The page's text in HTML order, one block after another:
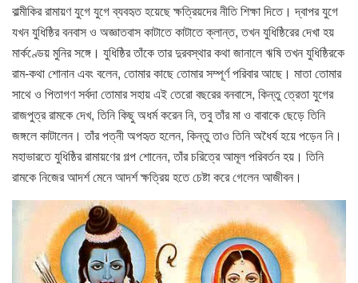
বাল্মীকির রামায়ণ যুগে যুগে ব্যবহৃত হয়েছে ক্ষত্রিয়দের নীতি শিক্ষা দিতে। দ্বাপর যুগে
যখন যুধিষ্ঠির বনবাস ও অজ্ঞাতবাস কাটাতে কাটাতে ক্লান্ত, তখন যুধিষ্ঠিরের দেখা হয়
মার্কণ্ডেয় মুনির সঙ্গে। যুধিষ্ঠির তাঁকে তার দুরবস্থার কথা জানালে ঋষি তখন যুধিষ্ঠিরকে
রাম-কথা শোনান এবং বলেন, তোমার কাছে তোমার সম্পূর্ণ পরিবার আছে। মাতা তোমার
সাথে ও পিতাগণ সর্বদা তোমার সহায় এই তেরো বছরের বনবাসে, কিন্তু ত্রেতা যুগের
রাজপুত্র রামকে দেখ, তিনি কিছু অধর্ম করেন নি, তবু তাঁর মা ও বাবাকে ছেড়ে তিনি
জঙ্গলে কাটালেন। তাঁর পত্নী অপহৃত হলেন, কিন্তু তাও তিনি অধৈর্য হয়ে পড়েন নি।
মহাভারতে যুধিষ্ঠির রামায়ণের গল্প শোনেন, তাঁর চরিত্রে আমূল পরিবর্তন হয়। তিনি
রামকে নিজের আদর্শ মেনে আদর্শ ক্ষত্রিয় হতে চেষ্টা করে গেলেন আজীবন।